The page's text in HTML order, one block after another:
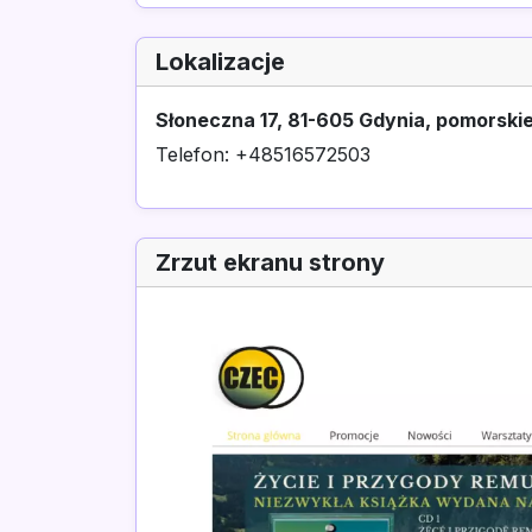
Lokalizacje
Słoneczna 17, 81-605 Gdynia,
Telefon: +48516572503
Zrzut ekranu strony